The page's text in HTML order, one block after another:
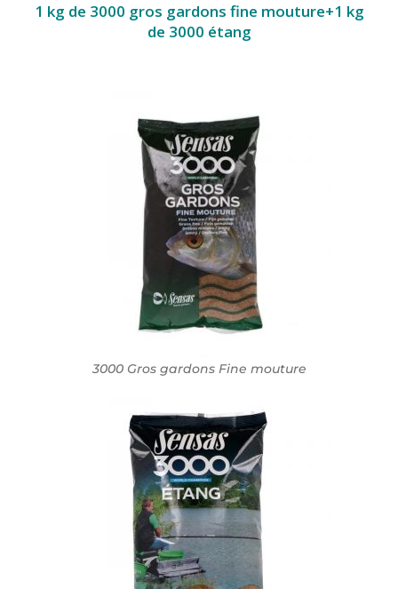
1 kg de 3000 gros gardons fine mouture+1 kg
de 3000 étang
3000 Gros gardons Fine mouture